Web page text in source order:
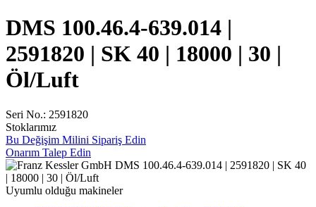
DMS 100.46.4-639.014 |
2591820 | SK 40 | 18000 | 30 |
Öl/Luft
Seri No.: 2591820
Stoklarımız
Bu Değişim Milini Sipariş Edin
Onarım Talep Edin
Uyumlu olduğu makineler